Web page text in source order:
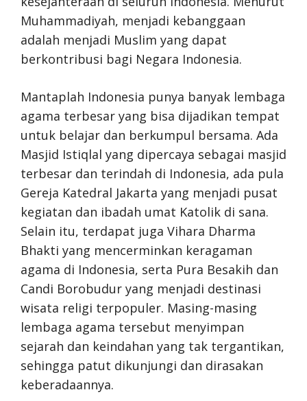
Muhammadiyah, menjadi kebanggaan
adalah menjadi Muslim yang dapat
berkontribusi bagi Negara Indonesia.
Mantaplah Indonesia punya banyak lembaga
agama terbesar yang bisa dijadikan tempat
untuk belajar dan berkumpul bersama. Ada
Masjid Istiqlal yang dipercaya sebagai masjid
terbesar dan terindah di Indonesia, ada pula
Gereja Katedral Jakarta yang menjadi pusat
kegiatan dan ibadah umat Katolik di sana.
Selain itu, terdapat juga Vihara Dharma
Bhakti yang mencerminkan keragaman
agama di Indonesia, serta Pura Besakih dan
Candi Borobudur yang menjadi destinasi
wisata religi terpopuler. Masing-masing
lembaga agama tersebut menyimpan
sejarah dan keindahan yang tak tergantikan,
sehingga patut dikunjungi dan dirasakan
keberadaannya.